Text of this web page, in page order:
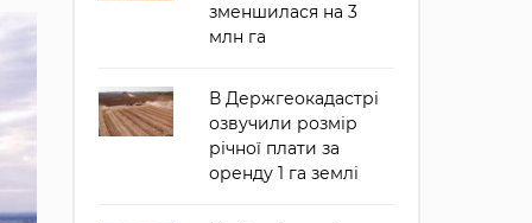
зменшилася на 3
млн га
В Держгеокадастрі
озвучили розмір
річної плати за
оренду 1 га землі